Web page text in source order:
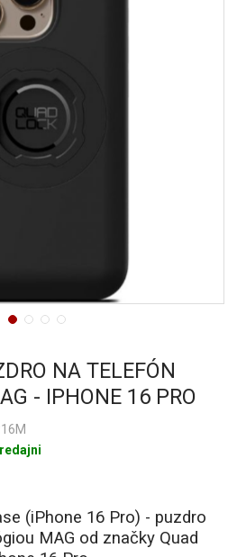
NA TELEFÓN
- IPHONE 16 PRO
(iPhone 16 Pro) - puzdro
MAG od značky Quad